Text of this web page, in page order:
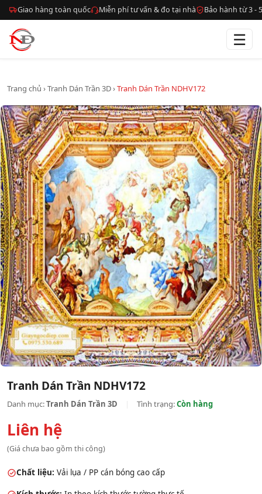
Giao hàng toàn quốc Miễn phí tư vấn & đo tại nhà Bảo hành từ 3 -
☰
Trang chủ ›Tranh Dán Trần 3D›Tranh Dán Trần NDHV172
Tranh Dán Trần NDHV172
Danh mục:Tranh Dán Trần 3D Tình trạng:Còn hàng
Liên hệ
(Giá chưa bao gồm thi công)
Chất liệu: Vải lụa / PP cán bóng cao cấp